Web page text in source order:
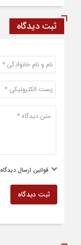
ثبت دیدگاه
قوانین ارسال دیدگاه
ثبت دیدگاه